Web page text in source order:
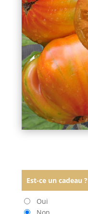
Est-ce un cadeau ?
Oui